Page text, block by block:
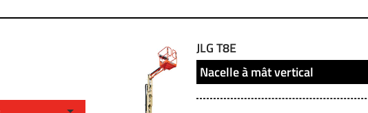
JLG T8E
Nacelle à mât vertical